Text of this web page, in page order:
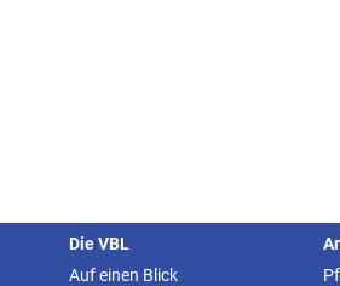
Die VBL
Auf einen Blick